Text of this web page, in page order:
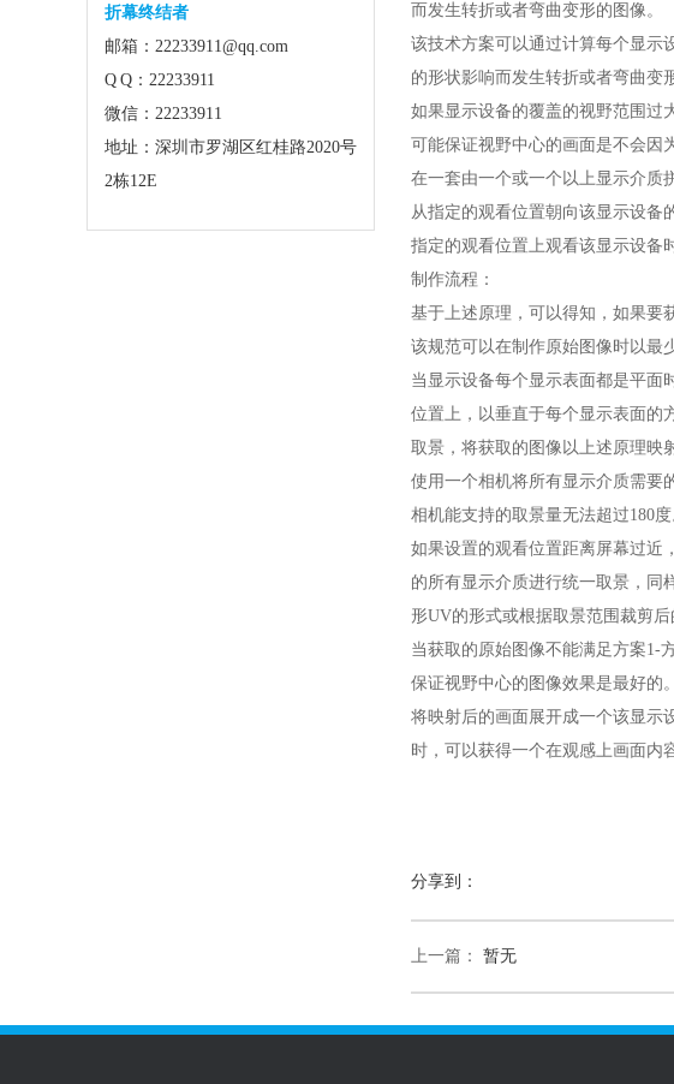
折幕终结者
邮箱：22233911@qq.com
Q Q：22233911
微信：22233911
地址：深圳市罗湖区红桂路2020号
2栋12E
而发生转折或者弯曲变形的图像。
该技术方案可以通过计算每个显示
的形状影响而发生转折或者弯曲变
如果显示设备的覆盖的视野范围过
可能保证视野中心的画面是不会因
在一套由一个或一个以上显示介质
从指定的观看位置朝向该显示设备
指定的观看位置上观看该显示设备
制作流程：
基于上述原理，可以得知，如果要
该规范可以在制作原始图像时以最
当显示设备每个显示表面都是平面
位置上，以垂直于每个显示表面的
取景，将获取的图像以上述原理映
使用一个相机将所有显示介质需要
相机能支持的取景量无法超过180
如果设置的观看位置距离屏幕过近
的所有显示介质进行统一取景，同
形UV的形式或根据取景范围裁剪
当获取的原始图像不能满足方案1-
保证视野中心的图像效果是最好的。
将映射后的画面展开成一个该显示
时，可以获得一个在观感上画面内
分享到：
上一篇： 暂无